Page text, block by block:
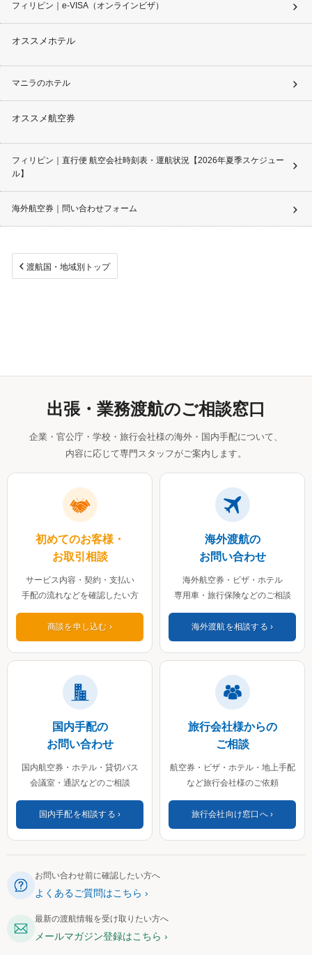
フィリピン｜e-VISA（オンラインビザ）
オススメホテル
マニラのホテル
オススメ航空券
フィリピン｜直行便 航空会社時刻表・運航状況【2026年夏季スケジュー
ル】
海外航空券｜問い合わせフォーム
渡航国・地域別トップ
出張・業務渡航のご相談窓口
企業・官公庁・学校・旅行会社様の海外・国内手配について、
内容に応じて専門スタッフがご案内します。
初めてのお客様・
お取引相談
サービス内容・契約・支払い
手配の流れなどを確認したい方
商談を申し込む
海外渡航の
お問い合わせ
海外航空券・ビザ・ホテル
専用車・旅行保険などのご相談
海外渡航を相談する
国内手配の
お問い合わせ
国内航空券・ホテル・貸切バス
会議室・通訳などのご相談
国内手配を相談する
旅行会社様からの
ご相談
航空券・ビザ・ホテル・地上手配
など旅行会社様のご依頼
旅行会社向け窓口へ
お問い合わせ前に確認したい方へ
よくあるご質問はこちら
最新の渡航情報を受け取りたい方へ
メールマガジン登録はこちら